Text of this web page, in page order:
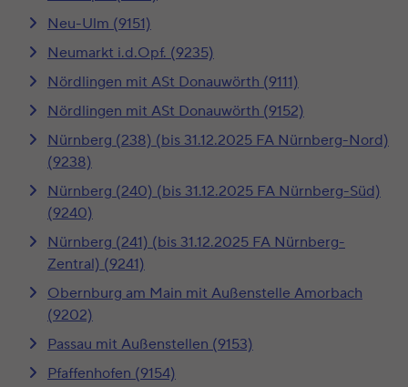
Neu-Ulm (9151)
Neumarkt i.d.Opf. (9235)
Nördlingen mit ASt Donauwörth (9111)
Nördlingen mit ASt Donauwörth (9152)
Nürnberg (238) (bis 31.12.2025 FA Nürnberg-Nord)
(9238)
Nürnberg (240) (bis 31.12.2025 FA Nürnberg-Süd)
(9240)
Nürnberg (241) (bis 31.12.2025 FA Nürnberg-
Zentral) (9241)
Obernburg am Main mit Außenstelle Amorbach
(9202)
Passau mit Außenstellen (9153)
Pfaffenhofen (9154)